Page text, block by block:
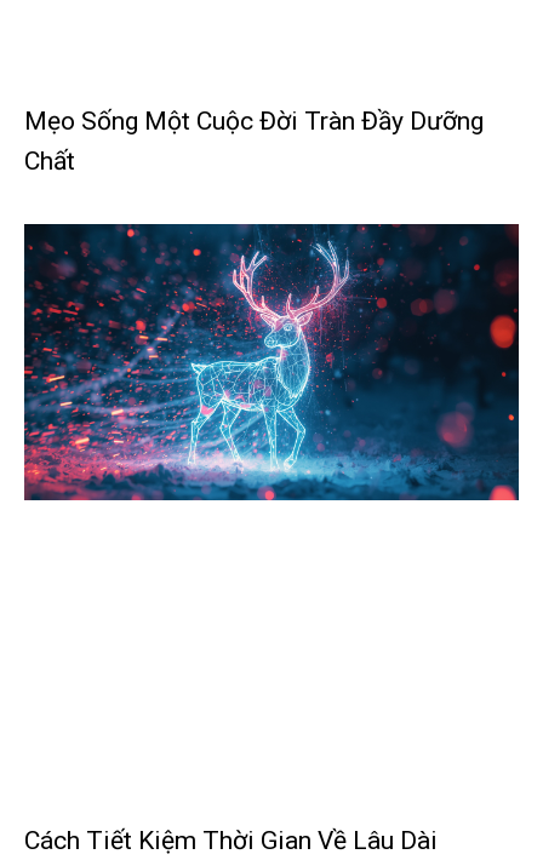
Mẹo Sống Một Cuộc Đời Tràn Đầy Dưỡng
Chất
Cách Tiết Kiệm Thời Gian Về Lâu Dài